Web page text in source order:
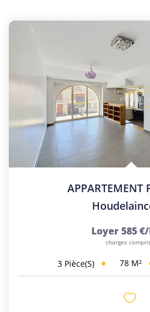
APPARTEMENT
Loyer 585
charges
3 Pièce(s) 78 M²